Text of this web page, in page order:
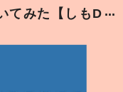
てみた【しもD遅